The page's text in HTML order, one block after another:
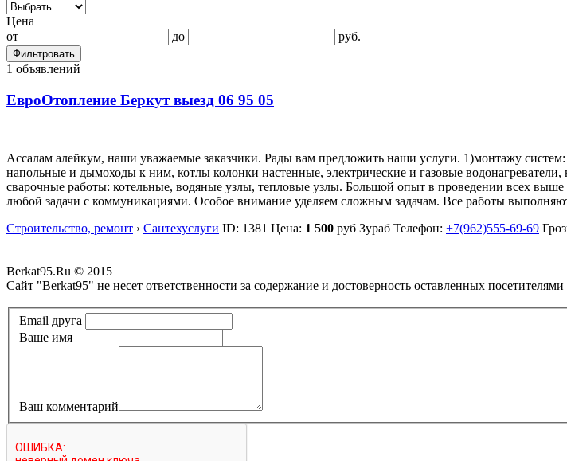
Цена
от
до руб.
Фильтровать
1 объявлений
ЕвроОтопление Беркут выезд 06 95 05
Ассалам алейкум, наши уважаемые заказчики. Рады вам предложить наши услуги. 1)монтажу
напольные и дымоходы к ним, котлы колонки настенные, электрические и газовые
сварочные работы: котельные, водяные узлы, тепловые узлы. Большой опыт в проведении всех
любой задачи с коммуникациями. Особое внимание уделяем сложным задачам. Все работы
Строительство, ремонт › Сантехуслуги ID: 1381 Цена: 1 500 руб Зураб Телефон: +7(962)555-69-69
Berkat95.Ru © 2015
Сайт "Berkat95" не несет ответственности за содержание и достоверность оставленных
Email друга
Ваше имя
Ваш комментарий